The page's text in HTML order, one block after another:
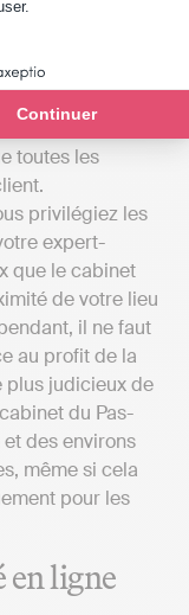
Continuer
entre 240
la taille de
les
toutes les
privilégiez les
expert-
que le cabinet
de votre lieu
il ne faut
au profit de la
plus judicieux de
du Pas-
des environs
même si cela
pour les
en ligne